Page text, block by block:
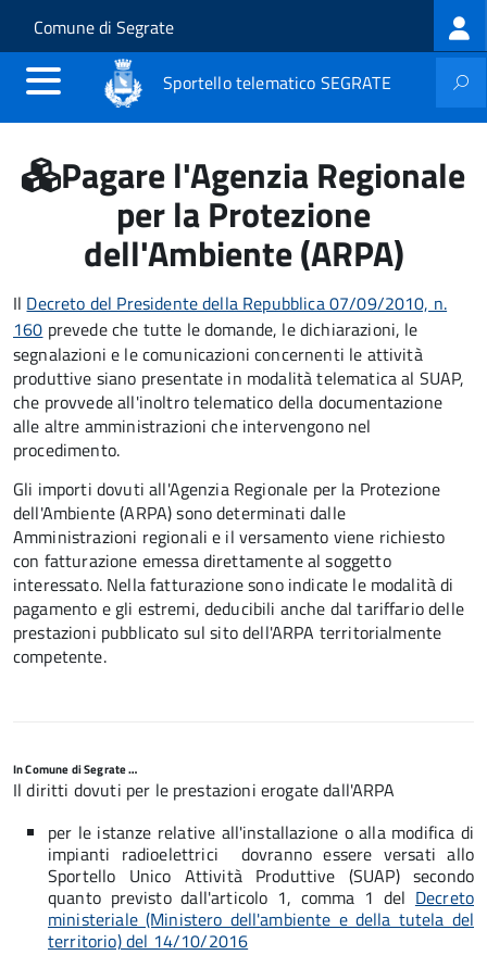
Salta al contenuto principale
Skip to site navigation
Comune di Segrate
Sportello telematico SEGRATE
Pagare l'Agenzia Regionale
per la Protezione
dell'Ambiente (ARPA)
Il Decreto del Presidente della Repubblica 07/09/2010, n.
160 prevede che tutte le domande, le dichiarazioni, le
segnalazioni e le comunicazioni concernenti le attività
produttive siano presentate in modalità telematica al SUAP,
che provvede all'inoltro telematico della documentazione
alle altre amministrazioni che intervengono nel
procedimento.
Gli importi dovuti all'Agenzia Regionale per la Protezione
dell'Ambiente (ARPA) sono determinati dalle
Amministrazioni regionali e il versamento viene richiesto
con fatturazione emessa direttamente al soggetto
interessato. Nella fatturazione sono indicate le modalità di
pagamento e gli estremi, deducibili anche dal tariffario delle
prestazioni pubblicato sul sito dell'ARPA territorialmente
competente.
In Comune di Segrate …
Il diritti dovuti per le prestazioni erogate dall'ARPA
per le istanze relative all'installazione o alla modifica di
impianti radioelettrici dovranno essere versati allo
Sportello Unico Attività Produttive (SUAP) secondo
quanto previsto dall'articolo 1, comma 1 del Decreto
ministeriale (Ministero dell'ambiente e della tutela del
territorio) del 14/10/2016